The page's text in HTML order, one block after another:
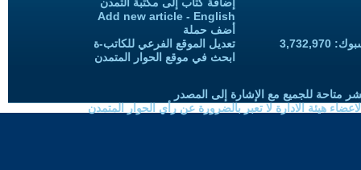
Add new article - English
أضف حملة
تعديل الموقع الفرعي للكاتب-ة
ابحث في موقع الحوار المتمدن
متاحة للجميع مع الإشارة إلى المصدر
هيئة الادارة لا تعبر بالضرورة عن رأي الحوار المتمدن